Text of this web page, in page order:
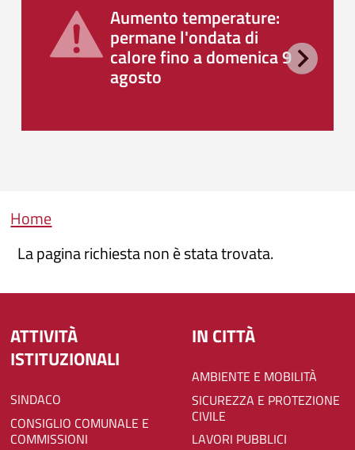
Aumento temperature:
permane l'ondata di
calore fino a domenica 9
agosto
Briciole di pane
Home
La pagina richiesta non è stata trovata.
ATTIVITÀ
ISTITUZIONALI
SINDACO
CONSIGLIO COMUNALE E
COMMISSIONI
IN CITTÀ
AMBIENTE E MOBILITÀ
SICUREZZA E PROTEZIONE
CIVILE
LAVORI PUBBLICI